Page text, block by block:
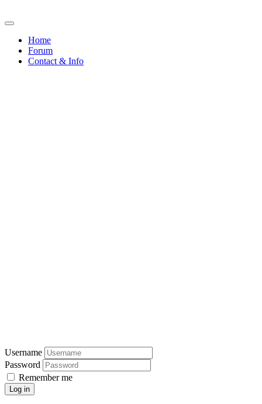
Home
Forum
Contact & Info
Username
Password
Remember me
Log in